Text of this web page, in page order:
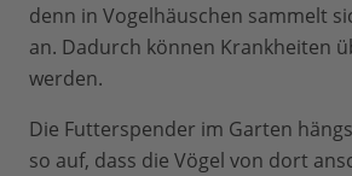
denn in Vogelhäuschen sammelt
an. Dadurch können Krankheiten
werden.
Die Futterspender im Garten
so auf, dass die Vögel von dort